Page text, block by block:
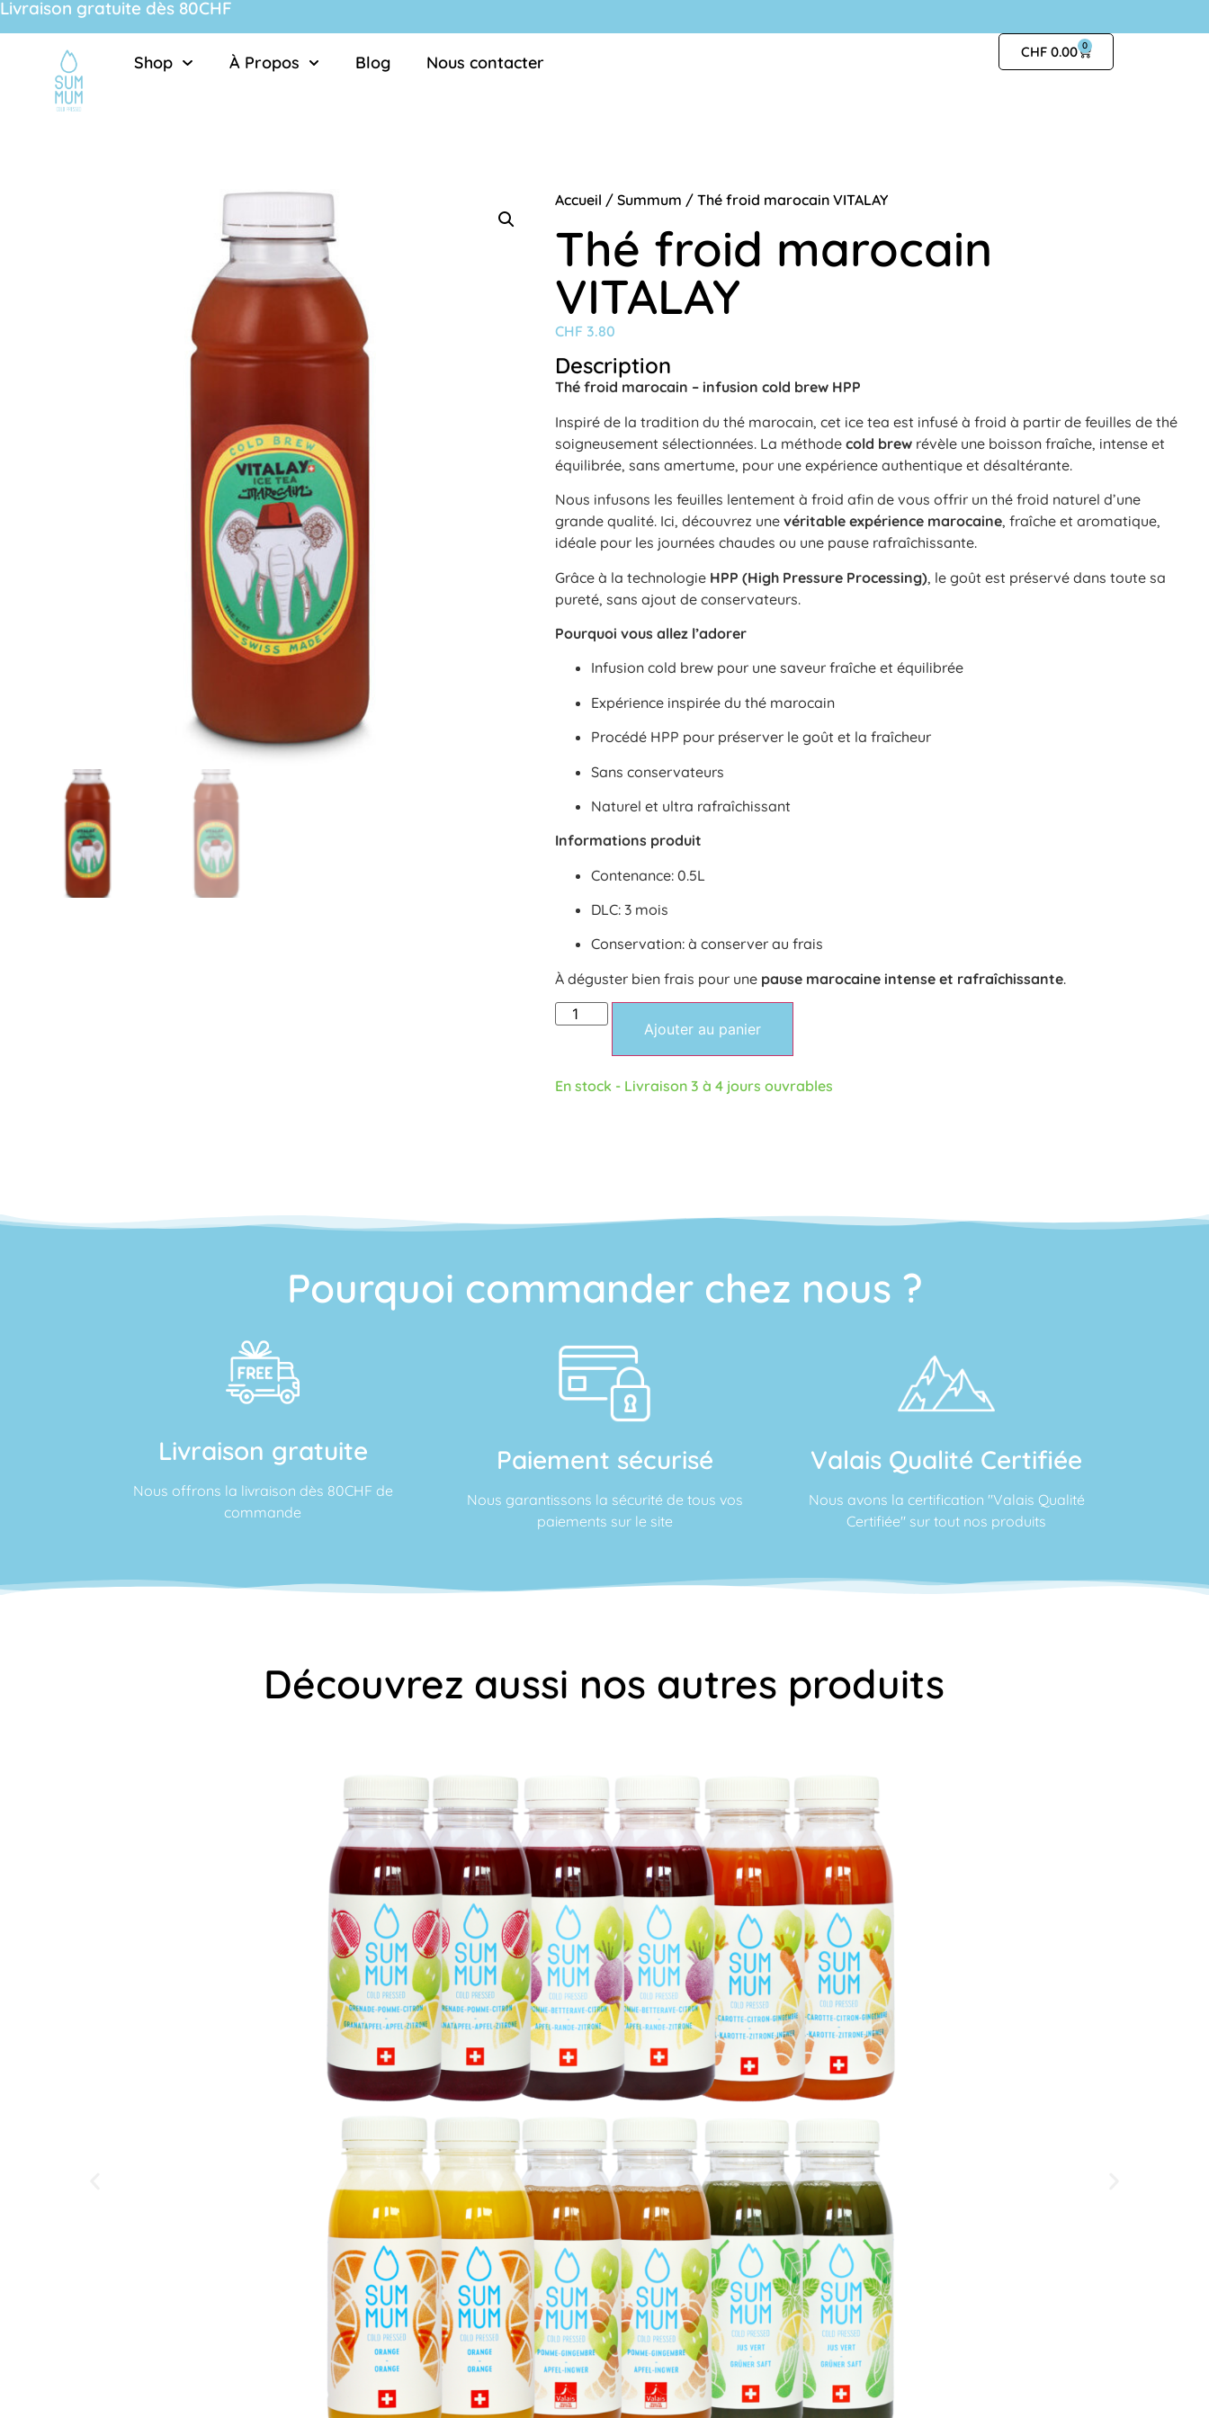
Livraison gratuite dès 80CHF
Shop À Propos Blog Nous contacter
CHF 0.00 0
Accueil /Summum / Thé froid marocain VITALAY
Thé froid marocain
VITALAY
CHF 3.80
Description
Thé froid marocain – infusion cold brew HPP
Inspiré de la tradition du thé marocain, cet ice tea est infusé à froid à partir de feuilles de thé
soigneusement sélectionnées. La méthodecold brew révèle une boisson fraîche, intense et
équilibrée, sans amertume, pour une expérience authentique et désaltérante.
Nous infusons les feuilles lentement à froid afin de vous offrir un thé froid naturel d’une
grande qualité. Ici, découvrez unevéritable expérience marocaine, fraîche et aromatique,
idéale pour les journées chaudes ou une pause rafraîchissante.
Grâce à la technologie HPP (High Pressure Processing), le goût est préservé dans toute sa
pureté, sans ajout de conservateurs.
Pourquoi vous allez l’adorer
Infusion cold brew pour une saveur fraîche et équilibrée
Expérience inspirée du thé marocain
Procédé HPP pour préserver le goût et la fraîcheur
Sans conservateurs
Naturel et ultra rafraîchissant
Informations produit
Contenance: 0.5L
DLC: 3 mois
Conservation: à conserver au frais
À déguster bien frais pour une pause marocaine intense et rafraîchissante.
Ajouter au panier
En stock - Livraison 3 à 4 jours ouvrables
Pourquoi commander chez nous ?
Livraison gratuite
Nous offrons la livraison dès 80CHF de
commande
Paiement sécurisé
Nous garantissons la sécurité de tous vos
paiements sur le site
Valais Qualité Certifiée
Nous avons la certification "Valais Qualité
Certifiée" sur tout nos produits
Découvrez aussi nos autres produits